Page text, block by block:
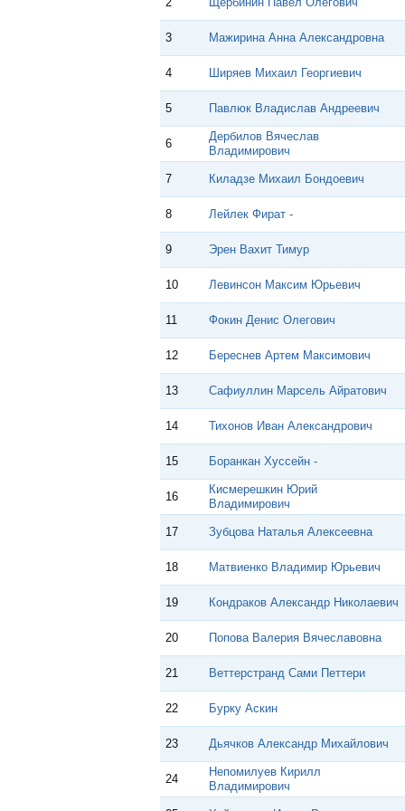
3 Мажирина Анна Александровна
4 Ширяев Михаил Георгиевич
5 Павлюк Владислав Андреевич
6
Дербилов Вячеслав
Владимирович
7 Киладзе Михаил Бондоевич
8 Лейлек Фират -
9 Эрен Вахит Тимур
10 Левинсон Максим Юрьевич
11 Фокин Денис Олегович
12 Береснев Артем Максимович
13 Сафиуллин Марсель Айратович
14 Тихонов Иван Александрович
15 Боранкан Хуссейн -
16
Кисмерешкин Юрий
Владимирович
17 Зубцова Наталья Алексеевна
18 Матвиенко Владимир Юрьевич
19 Кондраков Александр Николаевич
20 Попова Валерия Вячеславовна
21 Веттерстранд Сами Петтери
22 Бурку Аскин
23 Дьячков Александр Михайлович
24
Непомилуев Кирилл
Владимирович